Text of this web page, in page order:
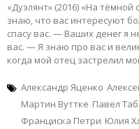
«Дуэлянт» (2016) «На
знаю, что вас интересуют
спасу вас. — Ваших денег я
вас. — Я знаю про вас и
когда мой отец застрелил
Александр Яценко
Мартин Вуттке Павел
Франциска Петри Юлия